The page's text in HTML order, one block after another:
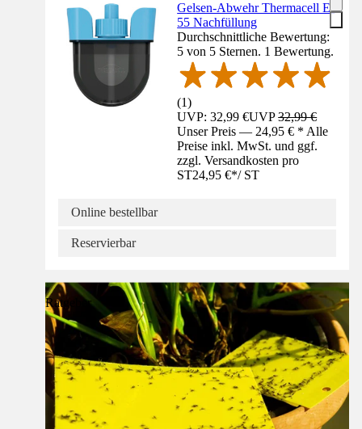
Gelsen-Abwehr Thermacell E-
55 Nachfüllung
Durchschnittliche Bewertung:
5 von 5 Sternen. 1 Bewertung.
(1)
UVP: 32,99 €UVP32,99 €
Unser Preis — 24,95 € * Alle
Preise inkl. MwSt. und ggf.
zzgl. Versandkosten pro
ST24,95 €*/ ST
Online bestellbar
Reservierbar
Ratgeber